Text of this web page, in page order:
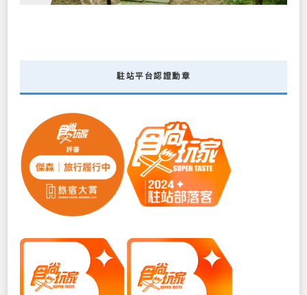
駐站平台認證勳章